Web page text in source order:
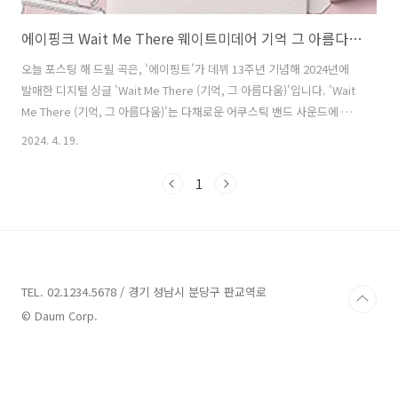
에이핑크 Wait Me There 웨이트미데어 기억 그 아름다움 가사 노래 뮤비 곡정보
오늘 포스팅 해 드릴 곡은, '에이핑트'가 데뷔 13주년 기념해 2024년에
발매한 디지털 싱글 'Wait Me There (기억, 그 아름다움)'입니다. 'Wait
Me There (기억, 그 아름다움)'는 다채로운 어쿠스틱 밴드 사운드에 정
서적 공감을 느껴볼 수 있는 곡으로, '박초롱'이 작사하고 'Zaydro',
기억들을 떠올리면서 힘든 상황에서도 함께 웃음꽃을 피우고자 하는 마
2024. 4. 19.
1
TEL. 02.1234.5678 / 경기 성남시 분당구 판교역로
© Daum Corp.